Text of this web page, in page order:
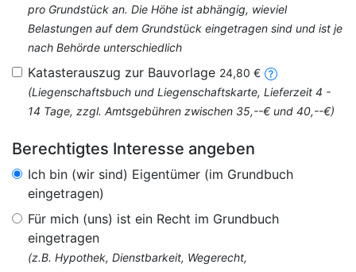
pro Grundstück an. Die Höhe ist abhängig, wieviel
Belastungen auf dem Grundstück eingetragen sind und ist je
nach Behörde unterschiedlich
Katasterauszug zur Bauvorlage 24,80 €
(Liegenschaftsbuch und Liegenschaftskarte, Lieferzeit 4 -
14 Tage, zzgl. Amtsgebühren zwischen 35,--€ und 40,--€)
Berechtigtes Interesse angeben
Ich bin (wir sind) Eigentümer (im Grundbuch
eingetragen)
Für mich (uns) ist ein Recht im Grundbuch
eingetragen
(z.B. Hypothek, Dienstbarkeit, Wegerecht,